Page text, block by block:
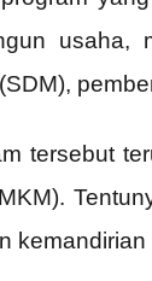
usaha,
tersebut